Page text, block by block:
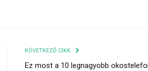
KÖVETKEZŐ CIKK
Ez most a 10 legnagyobb